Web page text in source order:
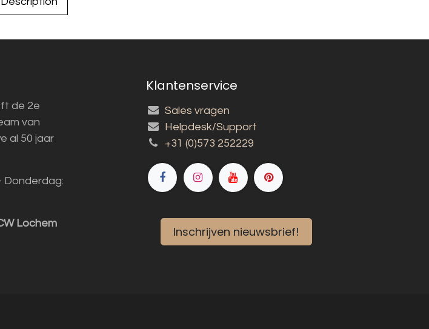
de 2e
van
al 50 jaar
Donderdag:
Lochem
Klantenservice
Sales vragen
Helpdesk/Support
+31 (0)573 252229
Inschrijven nieuwsbrief!